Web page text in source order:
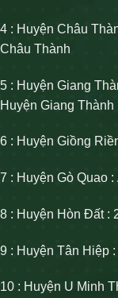
4 : Huyện Châu
Châu Thành
5 : Huyện Giang
Huyện Giang Thành
6 : Huyện Giồng
7 : Huyện Gò Quao
8 : Huyện Hòn Đất :
9 : Huyện Tân Hiệp
10 : Huyện U Minh